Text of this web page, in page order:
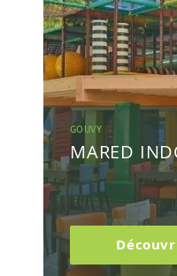
GOUVY
MARED